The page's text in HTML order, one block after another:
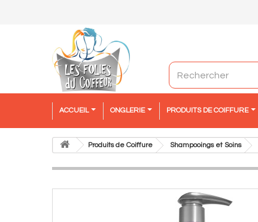
ACCUEIL ONGLERIE PRODUITS DE COIFFURE
Produits de Coiffure Shampooings et Soins